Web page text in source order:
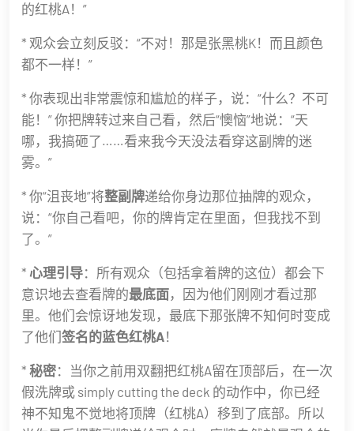
的红桃A！”
* 观众会立刻反驳：“不对！那是张黑桃K！而且颜色
都不一样！”
* 你表现出非常震惊和尴尬的样子，说：“什么？不可
能！” 你把牌转过来自己看，然后“懊恼”地说：“天
哪，我搞砸了……看来我今天没法看穿这副牌的迷
雾。”
* 你“沮丧地”将整副牌递给你身边那位抽牌的观众，
说：“你自己看吧，你的牌肯定在里面，但我找不到
了。”
* 心理引导：所有观众（包括拿着牌的这位）都会下
意识地去查看牌的最底面，因为他们刚刚才看过那
里。他们会惊讶地发现，最底下那张牌不知何时变成
了他们签名的蓝色红桃A！
* 秘密：当你之前用双翻把红桃A留在顶部后，在一次
假洗牌或 simply cutting the deck 的动作中，你已经
神不知鬼不觉地将顶牌（红桃A）移到了底部。所以